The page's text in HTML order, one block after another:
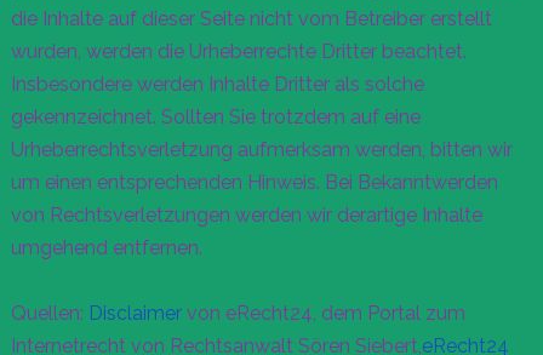
die Inhalte auf dieser Seite nicht vom Betreiber erstellt
wurden, werden die Urheberrechte Dritter beachtet.
Insbesondere werden Inhalte Dritter als solche
gekennzeichnet. Sollten Sie trotzdem auf eine
Urheberrechtsverletzung aufmerksam werden, bitten wir
um einen entsprechenden Hinweis. Bei Bekanntwerden
von Rechtsverletzungen werden wir derartige Inhalte
umgehend entfernen.
Quellen: Disclaimervon eRecht24, dem Portal zum
Internetrecht von Rechtsanwalt Sören Siebert,eRecht24